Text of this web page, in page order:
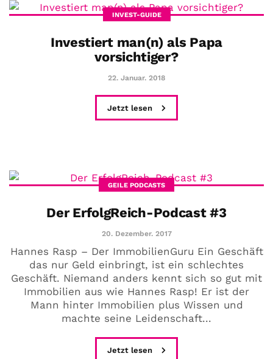
INVEST-GUIDE
Investiert man(n) als Papa
vorsichtiger?
22. Januar. 2018
Jetzt lesen
GEILE PODCASTS
Der ErfolgReich-Podcast #3
20. Dezember. 2017
Hannes Rasp – Der ImmobilienGuru Ein Geschäft
das nur Geld einbringt, ist ein schlechtes
Geschäft. Niemand anders kennt sich so gut mit
Immobilien aus wie Hannes Rasp! Er ist der
Mann hinter Immobilien plus Wissen und
machte seine Leidenschaft...
Jetzt lesen